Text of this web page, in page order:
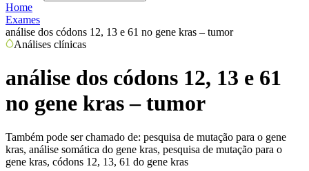
Home
Exames
análise dos códons 12, 13 e 61 no gene kras – tumor
Análises clínicas
análise dos códons 12, 13 e 61
no gene kras – tumor
Também pode ser chamado de: pesquisa de mutação para o gene
kras, análise somática do gene kras, pesquisa de mutação para o
gene kras, códons 12, 13, 61 do gene kras